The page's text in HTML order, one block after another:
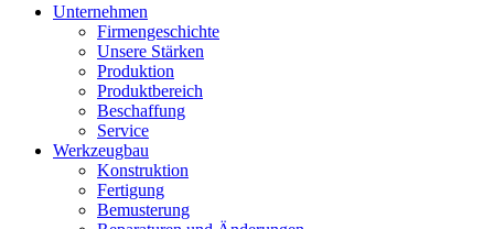
Unternehmen
Firmengeschichte
Unsere Stärken
Produktion
Produktbereich
Beschaffung
Service
Werkzeugbau
Konstruktion
Fertigung
Bemusterung